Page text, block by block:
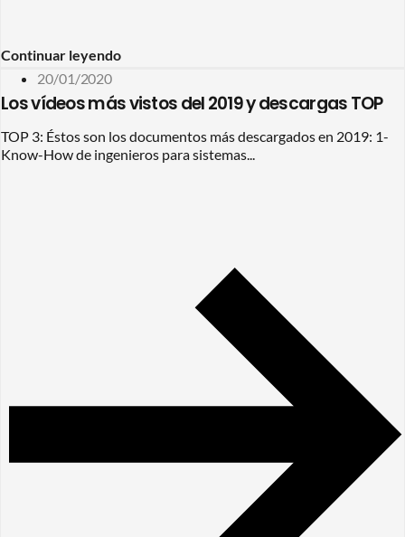
Continuar leyendo
20/01/2020
Los vídeos más vistos del 2019 y descargas TOP
TOP 3: Éstos son los documentos más descargados en 2019: 1-
Know-How de ingenieros para sistemas...